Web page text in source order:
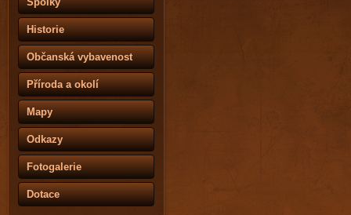
Historie
Občanská vybavenost
Příroda a okolí
Mapy
Odkazy
Fotogalerie
Dotace